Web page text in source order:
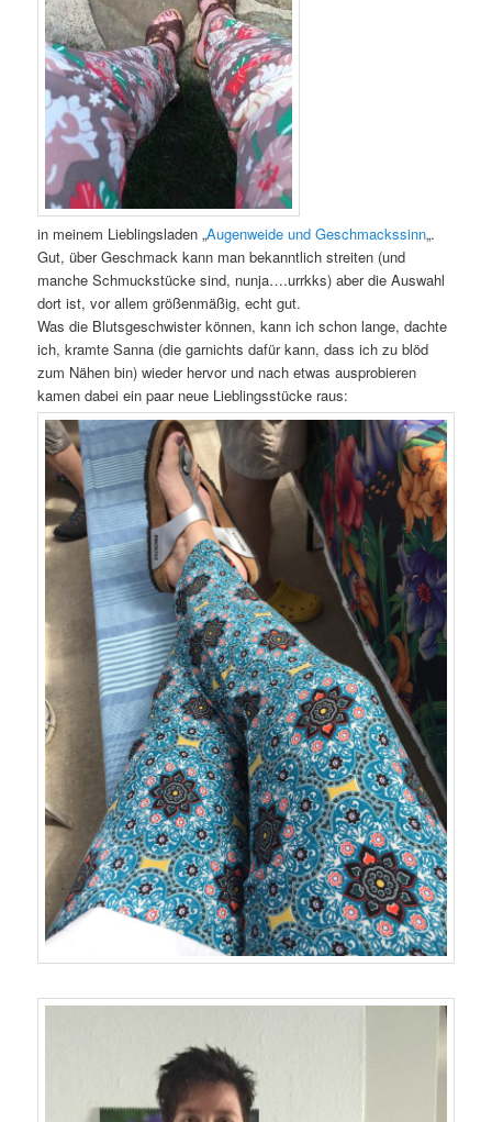
in meinem Lieblingsladen „Augenweide und Geschmackssinn„.
Gut, über Geschmack kann man bekanntlich streiten (und
manche Schmuckstücke sind, nunja….urrkks) aber die Auswahl
dort ist, vor allem größenmäßig, echt gut.
Was die Blutsgeschwister können, kann ich schon lange, dachte
ich, kramte Sanna (die garnichts dafür kann, dass ich zu blöd
zum Nähen bin) wieder hervor und nach etwas ausprobieren
kamen dabei ein paar neue Lieblingsstücke raus: